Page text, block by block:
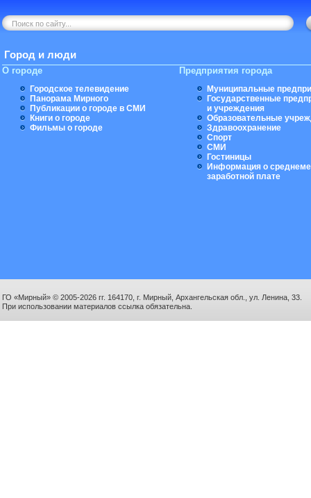
Город и люди
О городе
Городское телевидение
Панорама Мирного
Публикации о городе в СМИ
Книги о городе
Фильмы о городе
Предприятия города
Муниципальные
Государственные
и учреждения
Образовательные
Здравоохранение
Спорт
СМИ
Гостиницы
Информация о
заработной плате
ГО «Мирный» © 2005-2026 гг. 164170, г. Мирный, Архангельская обл., ул. Ленина, 33.
При использовании материалов ссылка обязательна.